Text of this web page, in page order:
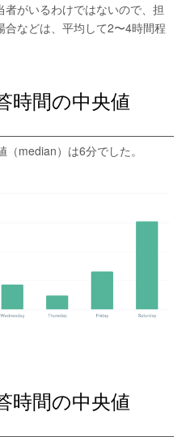
がいるわけではないので、担
などは、平均して2〜4時間程
時間の中央値
median）は6分でした。
時間の中央値